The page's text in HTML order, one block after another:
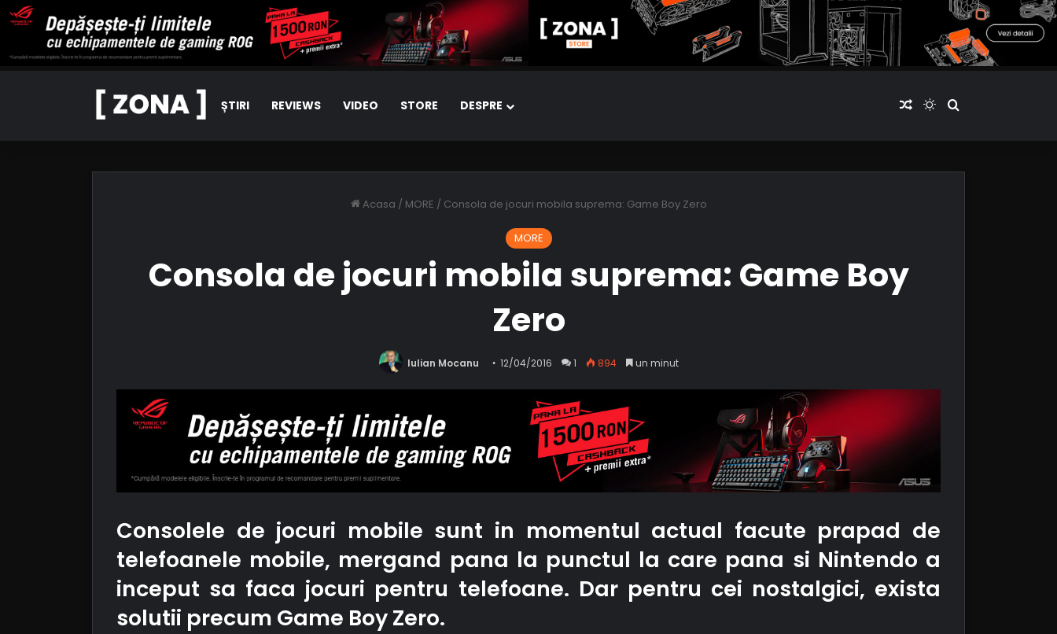
ȘTIRI REVIEWS VIDEO STORE DESPRE Articol aleatoriu
Switch skin
Cauta articole
Acasa / MORE / Consola de jocuri mobila suprema: Game Boy Zero
MORE
Consola de jocuri mobila suprema: Game Boy
Zero
Iulian Mocanu 12/04/2016 1 894 un minut
Consolele de jocuri mobile sunt in momentul actual facute prapad de
telefoanele mobile, mergand pana la punctul la care pana si Nintendo a
inceput sa faca jocuri pentru telefoane. Dar pentru cei nostalgici, exista
solutii precum Game Boy Zero.